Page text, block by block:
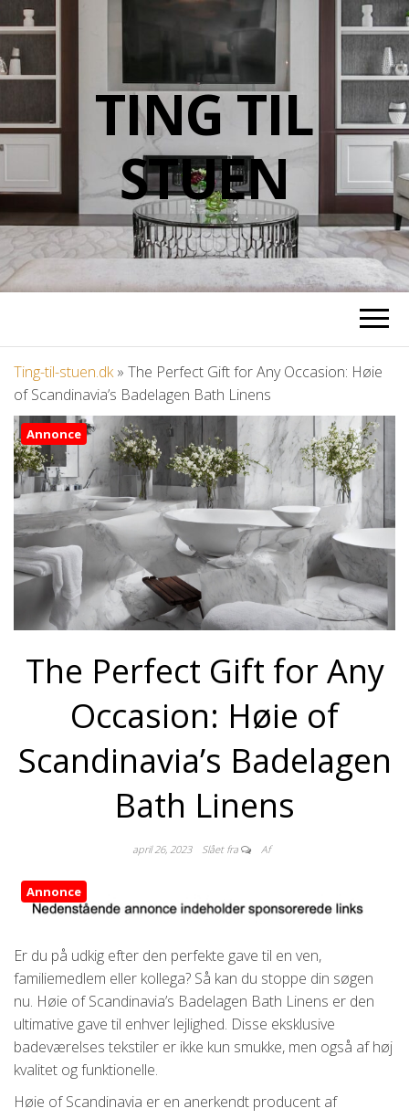
TING TIL
STUEN
Ting-til-stuen.dk» The Perfect Gift for Any Occasion: Høie
of Scandinavia’s Badelagen Bath Linens
Annonce
The Perfect Gift for Any
Occasion: Høie of
Scandinavia’s Badelagen
Bath Linens
april 26, 2023 Slået fra Af
Annonce
Er du på udkig efter den perfekte gave til en ven,
familiemedlem eller kollega? Så kan du stoppe din søgen
nu. Høie of Scandinavia’s Badelagen Bath Linens er den
ultimative gave til enhver lejlighed. Disse eksklusive
badeværelses tekstiler er ikke kun smukke, men også af høj
kvalitet og funktionelle.
Høie of Scandinavia er en anerkendt producent af